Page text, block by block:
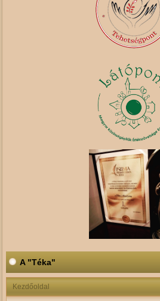
A "Téka"
Kezdőoldal